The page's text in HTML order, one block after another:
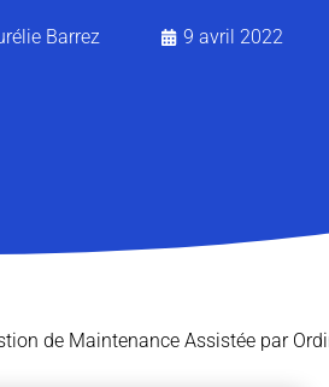
Barrez 9 avril 2022
de Maintenance Assistée par